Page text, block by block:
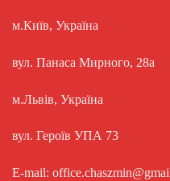
м.Київ, Україна
вул. Панаса Мирного, 28а
м.Львів, Україна
вул. Героїв УПА 73
E-mail: